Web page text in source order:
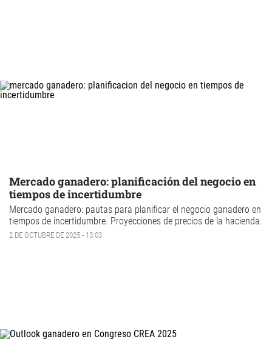
Mercado ganadero: planificación del negocio en
tiempos de incertidumbre
Mercado ganadero: pautas para planificar el negocio ganadero en
tiempos de incertidumbre. Proyecciones de precios de la hacienda.
2 DE OCTUBRE DE 2025 - 13:03